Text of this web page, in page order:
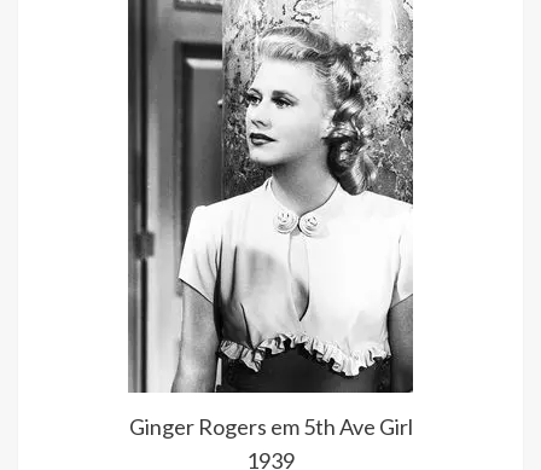
Ginger Rogers em 5th Ave Girl
1939